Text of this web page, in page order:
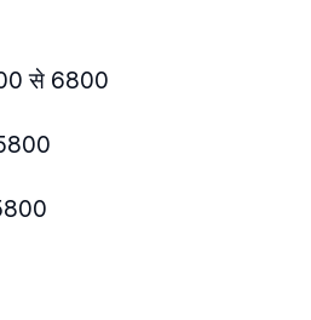
से 6800